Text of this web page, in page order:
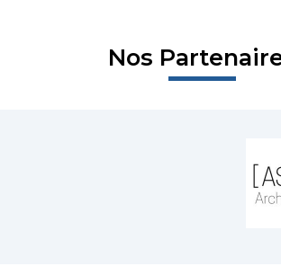
Nos